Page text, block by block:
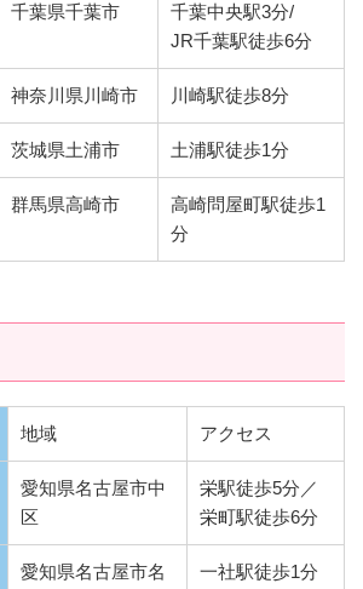
千葉県千葉市
千葉中央駅3分/
JR千葉駅徒歩6分
神奈川県川崎市 川崎駅徒歩8分
茨城県土浦市 土浦駅徒歩1分
群馬県高崎市
高崎問屋町駅徒歩1
分
地域 アクセス
愛知県名古屋市中
区
栄駅徒歩5分／
栄町駅徒歩6分
愛知県名古屋市名
一社駅徒歩1分